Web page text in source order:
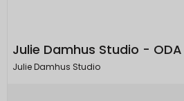
Julie Damhus Studio - ODA
Julie Damhus Studio